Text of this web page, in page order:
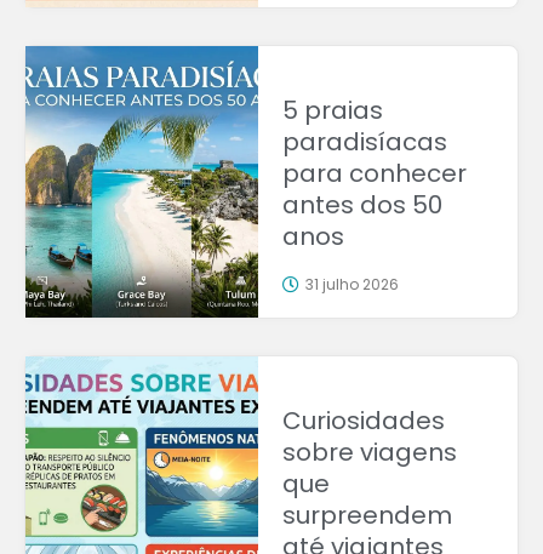
5 praias
paradisíacas
para conhecer
antes dos 50
anos
31 julho 2026
Curiosidades
sobre viagens
que
surpreendem